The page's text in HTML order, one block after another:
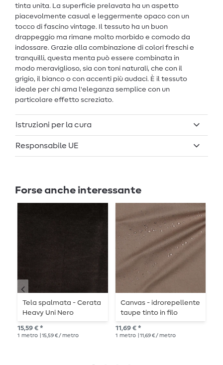
tinta unita. La superficie prelavata ha un aspetto
piacevolmente casual e leggermente opaco con un
tocco di fascino vintage. Il tessuto ha un buon
drappeggio ma rimane molto morbido e comodo da
indossare. Grazie alla combinazione di colori freschi e
tranquilli, questa menta può essere combinata in
modo meraviglioso, sia con toni naturali, che con il
grigio, il bianco o con accenti più audaci. È il tessuto
ideale per chi ama l'eleganza semplice con un
particolare effetto screziato.
Istruzioni per la cura
Responsabile UE
Forse anche interessante
Tela spalmata - Cerata
Heavy Uni Nero
15,59 € *
1 metro | 15,59 € / metro
Canvas - idrorepellente
taupe tinto in filo
11,69 € *
1 metro | 11,69 € / metro